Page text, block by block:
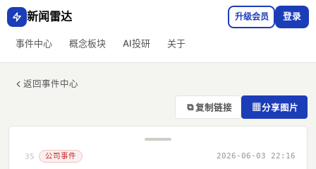
新闻雷达
事件中心 概念板块 AI投研 关于
升级会员 登录
返回事件中心
⧉ 复制链接 ▦分享图片
35 公司事件 2026-06-03 22:16